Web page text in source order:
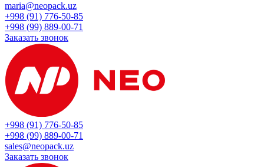
maria@neopack.uz
+998 (91) 776-50-85
+998 (99) 889-00-71
Заказать звонок
+998 (91) 776-50-85
+998 (99) 889-00-71
sales@neopack.uz
Заказать звонок